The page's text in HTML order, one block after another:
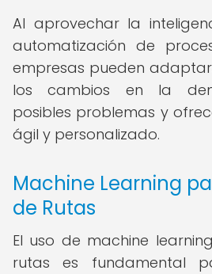
Al aprovechar la
automatización de
empresas pueden
los cambios en la
posibles problemas y
ágil y personalizado.
Machine Learning
de Rutas
El uso de machine
rutas es fundamental